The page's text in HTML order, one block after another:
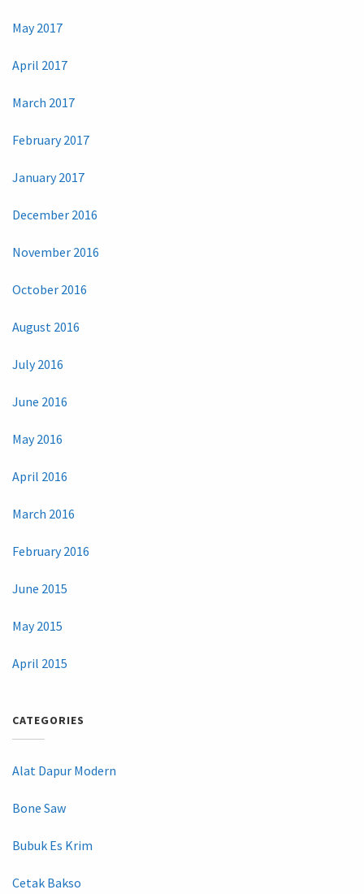
May 2017
April 2017
March 2017
February 2017
January 2017
December 2016
November 2016
October 2016
August 2016
July 2016
June 2016
May 2016
April 2016
March 2016
February 2016
June 2015
May 2015
April 2015
CATEGORIES
Alat Dapur Modern
Bone Saw
Bubuk Es Krim
Cetak Bakso